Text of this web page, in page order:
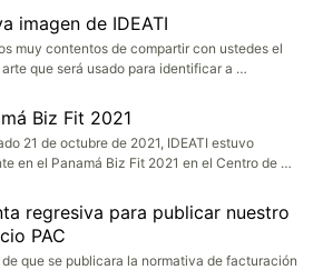
imagen de IDEATI
muy contentos de compartir con ustedes el
que será usado para identificar a …
Biz Fit 2021
21 de octubre de 2021, IDEATI estuvo
en el Panamá Biz Fit 2021 en el Centro de …
regresiva para publicar nuestro
PAC
de que se publicara la normativa de facturación